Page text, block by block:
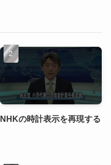
NHKの時計表示を再現する